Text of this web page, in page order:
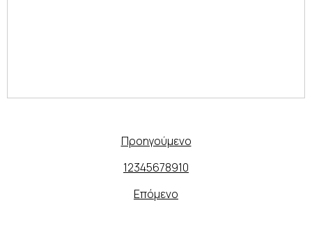
Προηγούμενο
12345678910
Επόμενο